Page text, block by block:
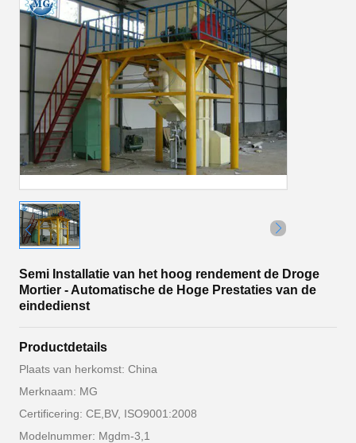
Semi Installatie van het hoog rendement de Droge
Mortier - Automatische de Hoge Prestaties van de
eindedienst
Productdetails
Plaats van herkomst: China
Merknaam: MG
Certificering: CE,BV, ISO9001:2008
Modelnummer: Mgdm-3,1